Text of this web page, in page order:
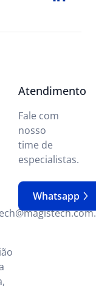
Atendimento
Fale com
nosso
time de
especialistas.
Whatsapp